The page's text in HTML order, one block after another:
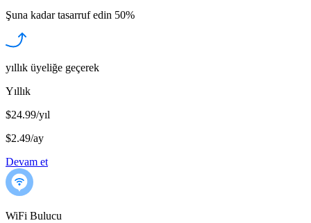
Şuna kadar tasarruf edin 50%
yıllık üyeliğe geçerek
Yıllık
$24.99/yıl
$2.49/ay
Devam et
WiFi Bulucu